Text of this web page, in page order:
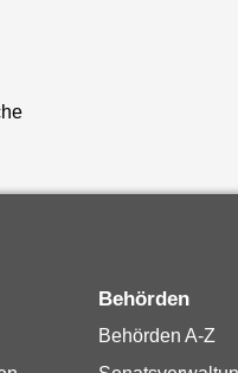
Behörden
Behörden A-Z